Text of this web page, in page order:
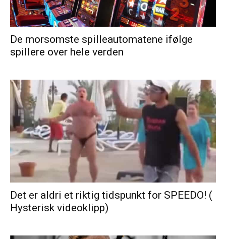
De morsomste spilleautomatene ifølge
spillere over hele verden
Det er aldri et riktig tidspunkt for SPEEDO! (
Hysterisk videoklipp)